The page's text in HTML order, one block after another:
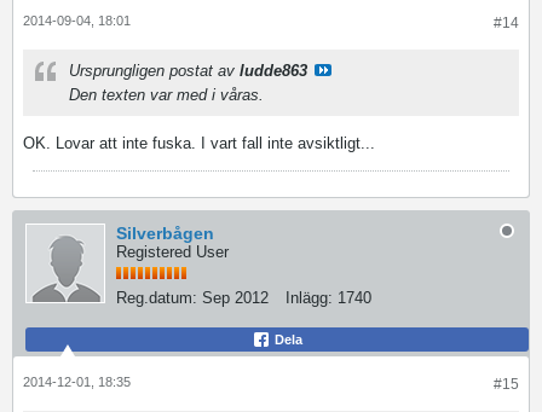
#14
2014-09-04, 18:01
Ursprungligen postat av ludde863
Den texten var med i våras.
OK. Lovar att inte fuska. I vart fall inte avsiktligt...
Silverbågen
Registered User
Reg.datum: Sep 2012 Inlägg: 1740
Dela
#15
2014-12-01, 18:35